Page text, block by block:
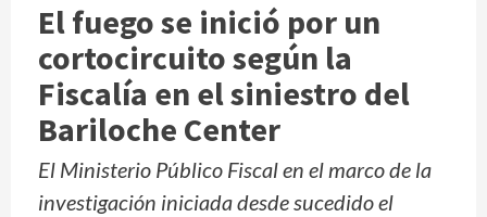
El fuego se inició por un
cortocircuito según la
Fiscalía en el siniestro del
Bariloche Center
El Ministerio Público Fiscal en el marco de la
investigación iniciada desde sucedido el